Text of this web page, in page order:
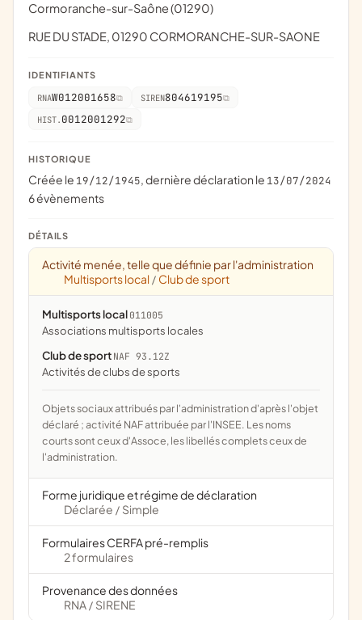
Cormoranche-sur-Saône (01290)
RUE DU STADE, 01290 CORMORANCHE-SUR-SAONE
IDENTIFIANTS
RNAW012001658 SIREN804619195
HIST. 0012001292
HISTORIQUE
Créée le 19/12/1945, dernière déclaration le 13/07/2024
6 évènements
DÉTAILS
Activité menée, telle que définie par l'administration
Multisports local / Club de sport
Multisports local 011005
associations multisports locales
Club de sport NAF 93.12Z
Activités de clubs de sports
Objets sociaux attribués par l'administration d'après l'objet
déclaré ; activité NAF attribuée par l'INSEE. Les noms
courts sont ceux d'Assoce, les libellés complets ceux de
l'administration.
Forme juridique et régime de déclaration
Déclarée / Simple
Formulaires CERFA pré-remplis
2 formulaires
Provenance des données
RNA / SIRENE